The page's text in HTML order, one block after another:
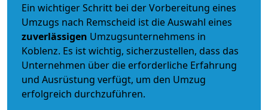
Ein wichtiger Schritt bei der Vorbereitung eines
Umzugs nach Remscheid ist die Auswahl eines
zuverlässigen Umzugsunternehmens in
Koblenz. Es ist wichtig, sicherzustellen, dass das
Unternehmen über die erforderliche Erfahrung
und Ausrüstung verfügt, um den Umzug
erfolgreich durchzuführen.